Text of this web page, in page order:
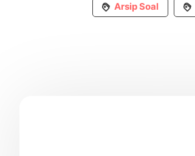
Arsip Soal